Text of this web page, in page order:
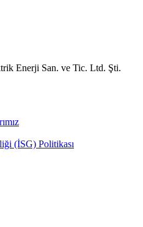
Enerji San. ve Tic. Ltd. Şti.
(İSG) Politikası